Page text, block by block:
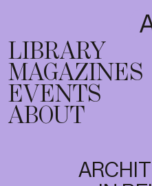
EN
LIBRARY
MAGAZINES
EVENTS
ABOUT